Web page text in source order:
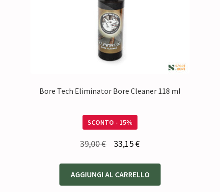
Bore Tech Eliminator Bore Cleaner 118 ml
SCONTO - 15%
39,00€
originale
era:
33,15€Il
attuale
è:
AGGIUNGI AL CARRELLO